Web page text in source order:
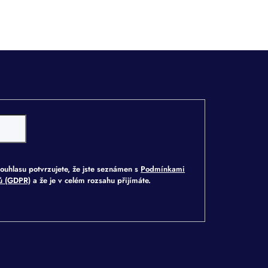
potvrzujete, že jste seznámen s Podmínkami
(GDPR) a že je v celém rozsahu přijímáte.